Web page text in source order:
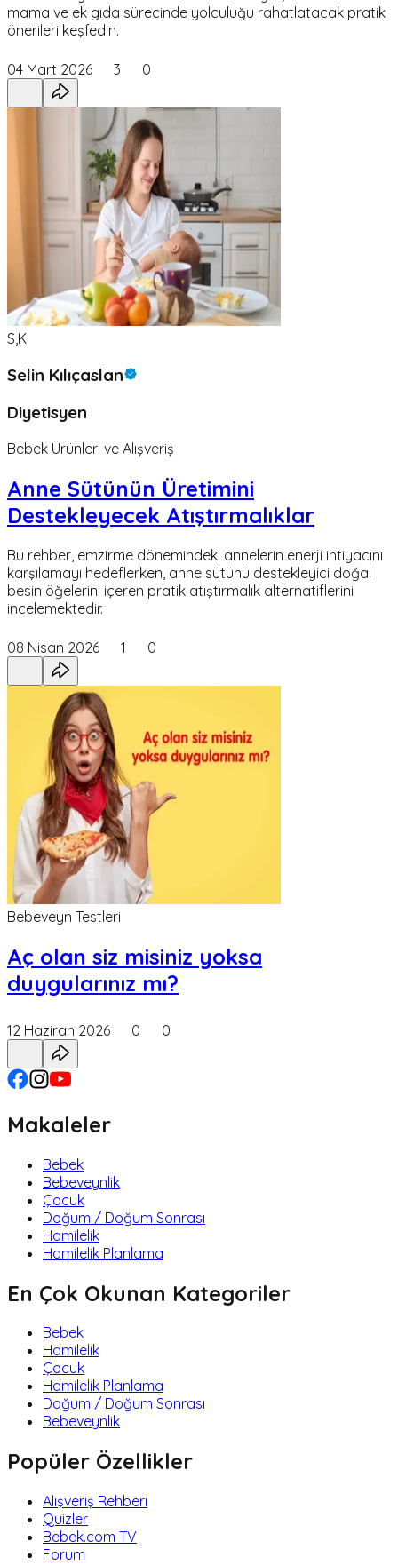
mama ve ek gıda sürecinde yolculuğu rahatlatacak pratik
önerileri keşfedin.
04 Mart 2026 3 0
S,K
Selin Kılıçaslan
Diyetisyen
Bebek Ürünleri ve Alışveriş
Anne Sütünün Üretimini
Destekleyecek Atıştırmalıklar
Bu rehber, emzirme dönemindeki annelerin enerji ihtiyacını
karşılamayı hedeflerken, anne sütünü destekleyici doğal
besin öğelerini içeren pratik atıştırmalık alternatiflerini
incelemektedir.
08 Nisan 2026 1 0
Bebeveyn Testleri
Aç olan siz misiniz yoksa
duygularınız mı?
12 Haziran 2026 0 0
Makaleler
Bebek
Bebeveynlik
Çocuk
Doğum / Doğum Sonrası
Hamilelik
Hamilelik Planlama
En Çok Okunan Kategoriler
Bebek
Hamilelik
Çocuk
Hamilelik Planlama
Doğum / Doğum Sonrası
Bebeveynlik
Popüler Özellikler
Alışveriş Rehberi
Quizler
Bebek.com TV
Forum